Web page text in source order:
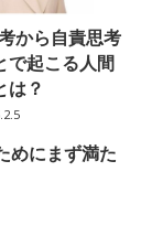
から自責思考
で起こる人間
は？
めにまず満た